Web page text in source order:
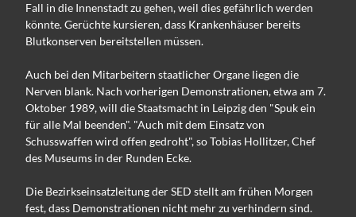
Fall in die Innenstadt zu gehen, weil dies gefährlich werden
könnte. Gerüchte kursieren, dass Krankenhäuser bereits
Blutkonserven bereitstellen müssen.
Auch bei den Mitarbeitern staatlicher Organe liegen die
Nerven blank. Nach vorherigen Demonstrationen, etwa am 7.
Oktober 1989, will die Staatsmacht in Leipzig den "Spuk ein
für alle Mal beenden". "Auch mit dem Einsatz von
Schusswaffen wird offen gedroht", so Tobias Hollitzer, Chef
des Museums in der Runden Ecke.
Die Bezirkseinsatzleitung der SED stellt am frühen Morgen
fest, dass Demonstrationen nicht mehr zu verhindern sind.